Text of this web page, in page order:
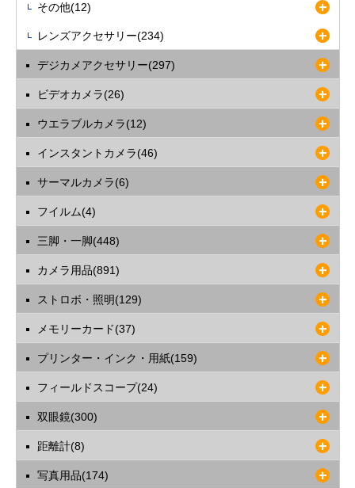
その他(12)
レンズアクセサリー(234)
デジカメアクセサリー(297)
ビデオカメラ(26)
ウエラブルカメラ(12)
インスタントカメラ(46)
サーマルカメラ(6)
フイルム(4)
三脚・一脚(448)
カメラ用品(891)
ストロボ・照明(129)
メモリーカード(37)
プリンター・インク・用紙(159)
フィールドスコープ(24)
双眼鏡(300)
距離計(8)
写真用品(174)